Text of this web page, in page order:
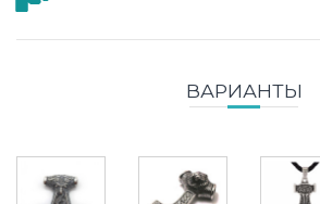
ВАРИАНТЫ